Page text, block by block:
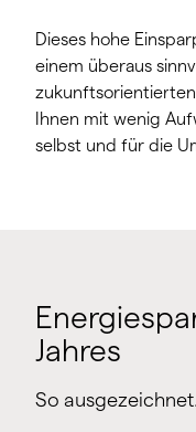
Dieses hohe
einem überaus
Ihnen mit wenig
selbst und für die
Jahres
So